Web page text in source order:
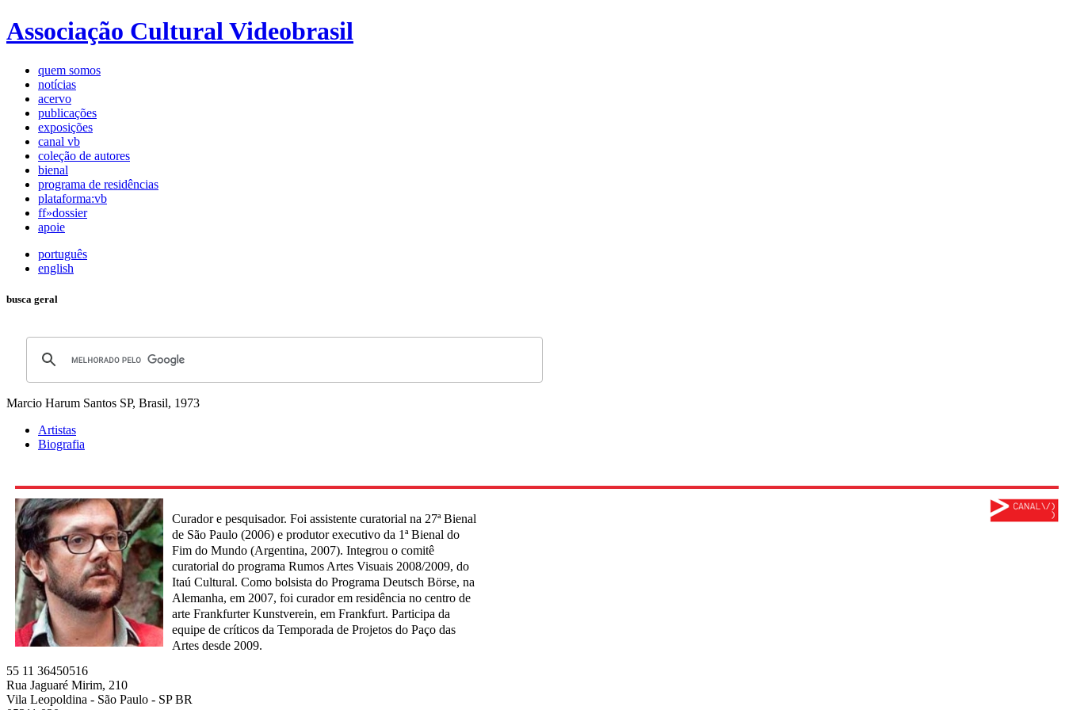
Associação Cultural Videobrasil
quem somos
notícias
acervo
publicações
exposições
canal vb
coleção de autores
bienal
programa de residências
plataforma:vb
ff»dossier
apoie
português
english
busca geral
Marcio Harum Santos SP, Brasil, 1973
Artistas
Biografia
Curador e pesquisador. Foi assistente curatorial na 27ª Bienal
de São Paulo (2006) e produtor executivo da 1ª Bienal do
Fim do Mundo (Argentina, 2007). Integrou o comitê
curatorial do programa Rumos Artes Visuais 2008/2009, do
Itaú Cultural. Como bolsista do Programa Deutsch Börse, na
Alemanha, em 2007, foi curador em residência no centro de
arte Frankfurter Kunstverein, em Frankfurt. Participa da
equipe de críticos da Temporada de Projetos do Paço das
Artes desde 2009.
55 11 36450516
Rua Jaguaré Mirim, 210
Vila Leopoldina - São Paulo - SP BR